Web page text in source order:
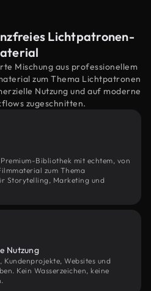
Lichtpatronen-
Mischung aus professionellem
zum Thema Lichtpatronen
Nutzung und auf moderne
zugeschnitten.
Bibliothek mit echtem, von
zum Thema
Storytelling, Marketing und
Nutzung
Websites und
Kein Wasserzeichen, keine